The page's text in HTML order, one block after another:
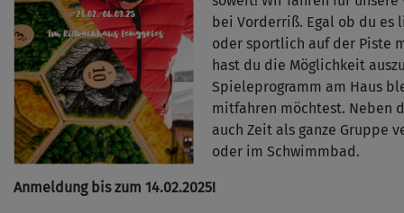
bei Vorderriß. Egal ob du
oder sportlich auf der Piste
hast du die Möglichkeit
Spieleprogramm am Haus
mitfahren möchtest. Neben
auch Zeit als ganze Gruppe
oder im Schwimmbad.
Anmeldung bis zum 14.02.2025!